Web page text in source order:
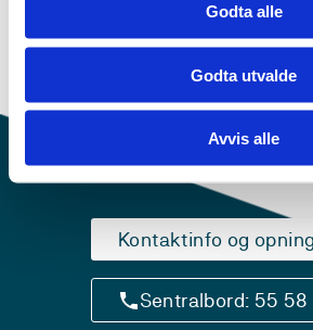
Godta alle
Godta utvalde
Avvis alle
oppdaterte metoder for
Kontaktinfo og
Sentralbord: 55